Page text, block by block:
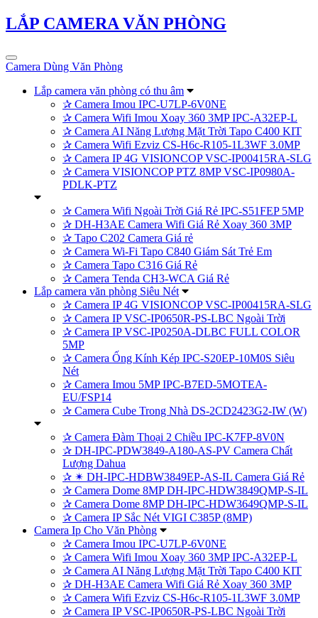
LẮP CAMERA VĂN PHÒNG
Camera Dùng Văn Phòng
Lắp camera văn phòng có thu âm
✰ Camera Imou IPC-U7LP-6V0NE
✰ Camera Wifi Imou Xoay 360 3MP IPC-A32EP-L
✰ Camera AI Năng Lượng Mặt Trời Tapo C400 KIT
✰ Camera Wifi Ezviz CS-H6c-R105-1L3WF 3.0MP
✰ Camera IP 4G VISIONCOP VSC-IP00415RA-SLG
✰ Camera VISIONCOP PTZ 8MP VSC-IP0980A-
PDLK-PTZ
✰ Camera Wifi Ngoài Trời Giá Rẻ IPC-S51FEP 5MP
✰ DH-H3AE Camera Wifi Giá Rẻ Xoay 360 3MP
✰ Tapo C202 Camera Giá rẻ
✰ Camera Wi-Fi Tapo C840 Giám Sát Trẻ Em
✰ Camera Tapo C316 Giá Rẻ
✰ Camera Tenda CH3-WCA Giá Rẻ
Lắp camera văn phòng Siêu Nét
✰ Camera IP 4G VISIONCOP VSC-IP00415RA-SLG
✰ Camera IP VSC-IP0650R-PS-LBC Ngoài Trời
✰ Camera IP VSC-IP0250A-DLBC FULL COLOR
5MP
✰ Camera Ống Kính Kép IPC-S20EP-10M0S Siêu
Nét
✰ Camera Imou 5MP IPC-B7ED-5MOTEA-
EU/FSP14
✰ Camera Cube Trong Nhà DS-2CD2423G2-IW (W)
✰ Camera Đàm Thoại 2 Chiều IPC-K7FP-8V0N
✰ DH-IPC-PDW3849-A180-AS-PV Camera Chất
Lượng Dahua
✰ ✴ DH-IPC-HDBW3849EP-AS-IL Camera Giá Rẻ
✰ Camera Dome 8MP DH-IPC-HDW3849QMP-S-IL
✰ Camera Dome 8MP DH-IPC-HDW3649QMP-S-IL
✰ Camera IP Sắc Nét VIGI C385P (8MP)
Camera Ip Cho Văn Phòng
✰ Camera Imou IPC-U7LP-6V0NE
✰ Camera Wifi Imou Xoay 360 3MP IPC-A32EP-L
✰ Camera AI Năng Lượng Mặt Trời Tapo C400 KIT
✰ DH-H3AE Camera Wifi Giá Rẻ Xoay 360 3MP
✰ Camera Wifi Ezviz CS-H6c-R105-1L3WF 3.0MP
✰ Camera IP VSC-IP0650R-PS-LBC Ngoài Trời